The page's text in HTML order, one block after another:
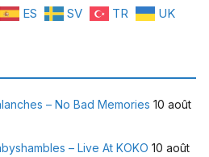
ES SV TR UK
– No Bad Memories 10 août
– Live At KOKO 10 août